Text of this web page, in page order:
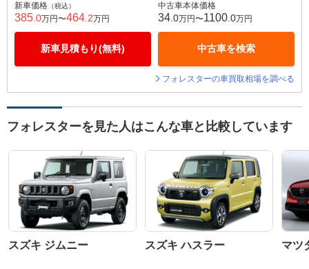
新車価格 （税込）
385 .0万円〜464 .2万円
新車見積もり(無料)
中古車本体価格
34 .0万円〜1100 .0万円
中古車を検索
フォレスターの車買取相場を調べる
フォレスターを見た人はこんな車と比較しています
スズキ ジムニー スズキ ハスラー マツ